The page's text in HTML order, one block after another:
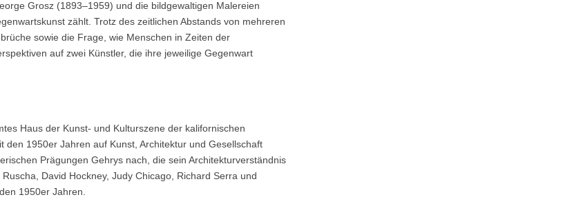
Grosz (1893–1959) und die bildgewaltigen Malereien
zählt. Trotz des zeitlichen Abstands von mehreren
sowie die Frage, wie Menschen in Zeiten der
auf zwei Künstler, die ihre jeweilige Gegenwart
Haus der Kunst- und Kulturszene der kalifornischen
den 1950er Jahren auf Kunst, Architektur und Gesellschaft
Prägungen Gehrys nach, die sein Architekturverständnis
David Hockney, Judy Chicago, Richard Serra und
1950er Jahren.